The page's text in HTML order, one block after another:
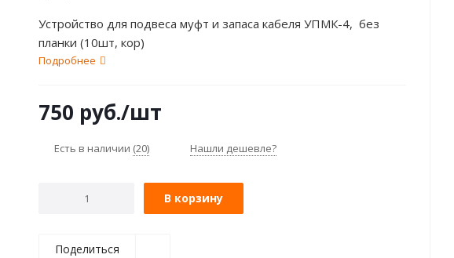
Устройство для подвеса муфт и запаса кабеля УПМК-4, без
планки (10шт, кор)
Подробнее
750 руб./шт
Есть в наличии (20) Нашли дешевле?
В корзину
Поделиться